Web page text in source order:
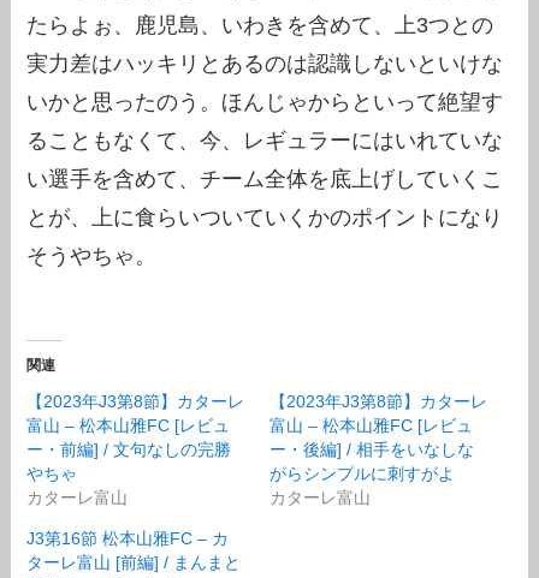
たらよぉ、鹿児島、いわきを含めて、上3つとの
実力差はハッキリとあるのは認識しないといけな
いかと思ったのう。ほんじゃからといって絶望す
ることもなくて、今、レギュラーにはいれていな
い選手を含めて、チーム全体を底上げしていくこ
とが、上に食らいついていくかのポイントになり
そうやちゃ。
関連
【2023年J3第8節】カターレ
富山 – 松本山雅FC [レビュ
ー・前編] / 文句なしの完勝
やちゃ
カターレ富山
【2023年J3第8節】カターレ
富山 – 松本山雅FC [レビュ
ー・後編] / 相手をいなしな
がらシンプルに刺すがよ
カターレ富山
J3第16節 松本山雅FC – カ
ターレ富山 [前編] / まんまと